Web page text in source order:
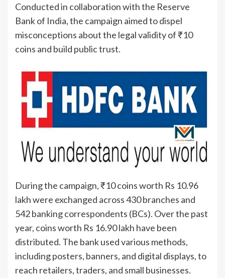
Conducted in collaboration with the Reserve
Bank of India, the campaign aimed to dispel
misconceptions about the legal validity of ₹10
coins and build public trust.
During the campaign, ₹10 coins worth Rs 10.96
lakh were exchanged across 430 branches and
542 banking correspondents (BCs). Over the past
year, coins worth Rs 16.90 lakh have been
distributed. The bank used various methods,
including posters, banners, and digital displays, to
reach retailers, traders, and small businesses.